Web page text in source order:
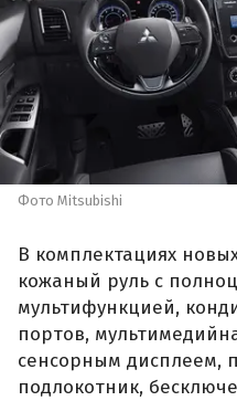
Фото Mitsubishi
В комплектациях
кожаный руль с
мультифункцией,
портов,
сенсорным дисплеем,
подлокотник,